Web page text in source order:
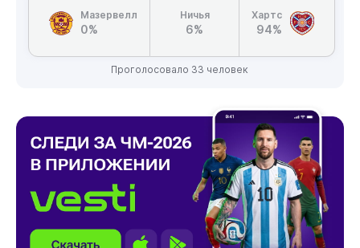
Мазервелл
0%
Ничья
6%
Хартс
94%
Проголосовало 33 человек